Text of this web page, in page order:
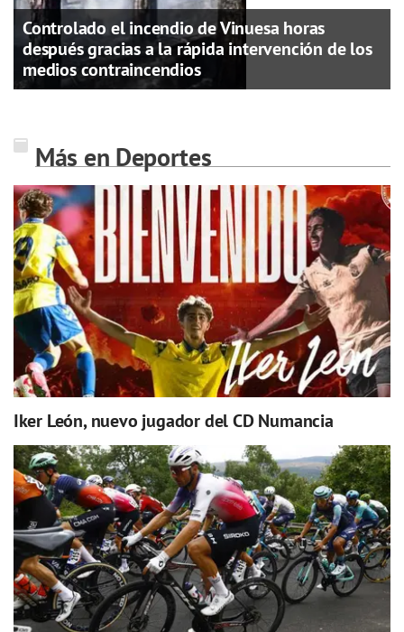
Controlado el incendio de Vinuesa horas
después gracias a la rápida intervención de los
medios contraincendios
Más en Deportes
Iker León, nuevo jugador del CD Numancia